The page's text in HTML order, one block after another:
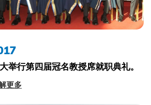
举行第四届冠名教授席就职典礼。
更多